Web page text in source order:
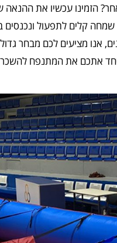
הזמינו עכשיו את
קלים לתפעול
אנו מציעים לכם מבחר
יחד אתכם את המתנפח